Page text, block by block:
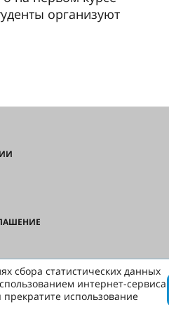
организуют
сбора статистических данных
интернет-сервиса
использование